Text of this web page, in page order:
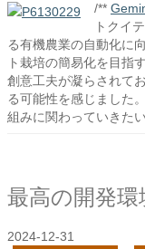
/**
トクイ
る有機農業の自動化に
ト栽培の簡易化を目指
創意工夫が凝らされて
る可能性を感じました
組みに関わっていきた
最高の開発
2024-12-31